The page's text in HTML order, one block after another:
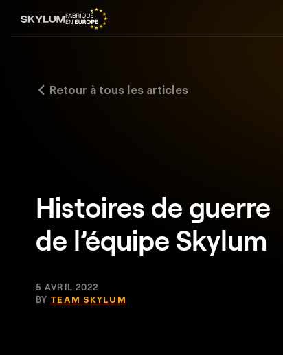
Retour à tous les articles
Histoires de guerre
de l’équipe Skylum
5 AVRIL 2022
BY TEAM SKYLUM